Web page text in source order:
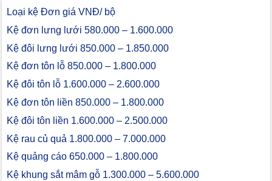
Loại kệ Đơn giá VNĐ/ bộ
Kệ đơn lưng lưới 580.000 – 1.600.000
Kệ đôi lưng lưới 850.000 – 1.850.000
Kệ đơn tôn lỗ 850.000 – 1.800.000
Kệ đôi tôn lỗ 1.600.000 – 2.600.000
Kệ đơn tôn liền 850.000 – 1.800.000
Kệ đôi tôn liền 1.600.000 – 2.500.000
Kệ rau củ quả 1.800.000 – 7.000.000
Kệ quảng cáo 650.000 – 1.800.000
Kệ khung sắt mâm gỗ 1.300.000 – 5.600.000